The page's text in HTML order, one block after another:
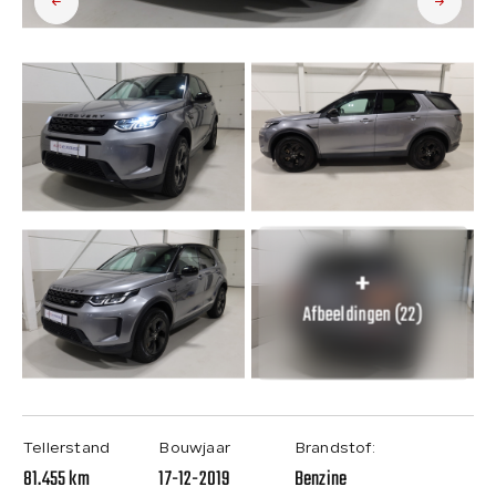
Contact
Afbeeldingen (22)
Tellerstand
81.455 km
Bouwjaar
17-12-2019
Brandstof:
Benzine